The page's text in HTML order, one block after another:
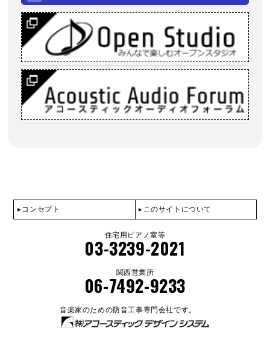
コンセプト このサイトについて
住宅用ピアノ室等
03-3239-2021
関西営業所
06-7492-9233
音楽家のための防音工事専門会社です。